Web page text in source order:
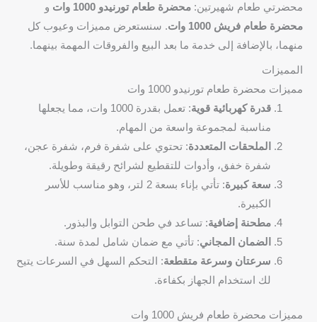
محضرتي طعام شهيرتين: محضرة طعام تورنيدو 1000 وات
و
محضرة طعام فريش 1000 وات
. سنستعرض مميزات وعيوب كل
منهما، بالإضافة إلى خدمة ما بعد البيع والفروقات المهمة بينهما.
المميزات
مميزات محضرة طعام تورنيدو 1000 وات
قدرة كهربائية قوية
: تعمل بقدرة 1000 وات، مما يجعلها
مناسبة لمجموعة واسعة من المهام.
الملحقات المتعددة: تحتوي على شفرة فرم، شفرة عجن،
شفرة خفق، وأدوات للتقطيع لشرائح رقيقة وطويلة.
سعة كبيرة
: تأتي بإناء بسعة 2 لتر، وهو مناسب للأسر
الكبيرة.
مطحنة إضافية: تساعد في طحن التوابل والبذور.
الضمان المجاني: تأتي مع ضمان شامل لمدة سنة.
سرعتان وسرعة متقطعة: التحكم السهل في السرعات يتيح
لك استخدام الجهاز بكفاءة.
مميزات محضرة طعام فريش 1000 وات